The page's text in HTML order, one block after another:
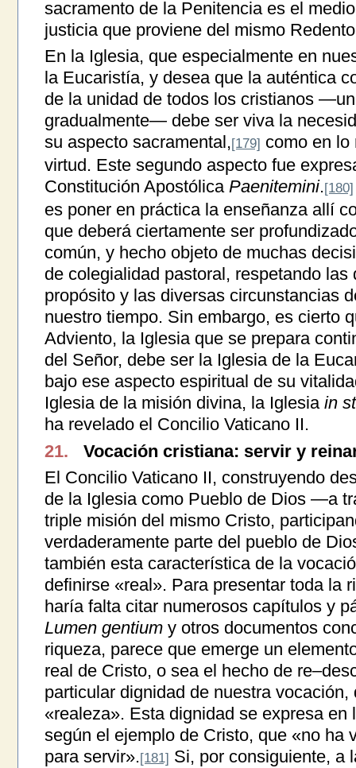
sacramento de la Penitencia es el
justicia que proviene del mismo
En la Iglesia, que especialmente en
la Eucaristía, y desea que la auténtica
de la unidad de todos los cristianos
gradualmente— debe ser viva la
su aspecto sacramental,[179] como en lo
virtud. Este segundo aspecto fue
Constitución Apostólica Paenitemini.[180]
es poner en práctica la enseñanza allí
que deberá ciertamente ser
común, y hecho objeto de muchas
de colegialidad pastoral, respetando
propósito y las diversas circunstancias
nuestro tiempo. Sin embargo, es cierto
Adviento, la Iglesia que se prepara
del Señor, debe ser la Iglesia de la
bajo ese aspecto espiritual de su
Iglesia de la misión divina, la Iglesia in
ha revelado el Concilio Vaticano II.
21.
Vocación cristiana: servir y
El Concilio Vaticano II, construyendo
de la Iglesia como Pueblo de Dios —a
triple misión del mismo Cristo,
verdaderamente parte del pueblo de
también esta característica de la
definirse «real». Para presentar toda la
haría falta citar numerosos capítulos y
Lumen gentiumy otros documentos
riqueza, parece que emerge un
real de Cristo, o sea el hecho de
particular dignidad de nuestra
«realeza». Esta dignidad se expresa en
según el ejemplo de Cristo, que «no ha
para servir».[181] Si, por consiguiente, a